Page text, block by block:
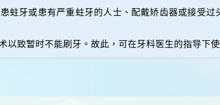
蛀牙或患有严重蛀牙的人士、配戴矫齿器或接受
以致暂时不能刷牙。故此，可在牙科医生的指导下